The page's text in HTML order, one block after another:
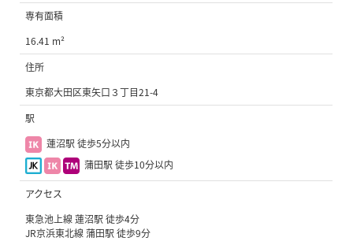
専有面積
16.41 m²
住所
東京都大田区東矢口３丁目21-4
駅
蓮沼駅 徒歩5分以内
蒲田駅 徒歩10分以内
アクセス
東急池上線 蓮沼駅 徒歩4分
JR京浜東北線 蒲田駅 徒歩9分